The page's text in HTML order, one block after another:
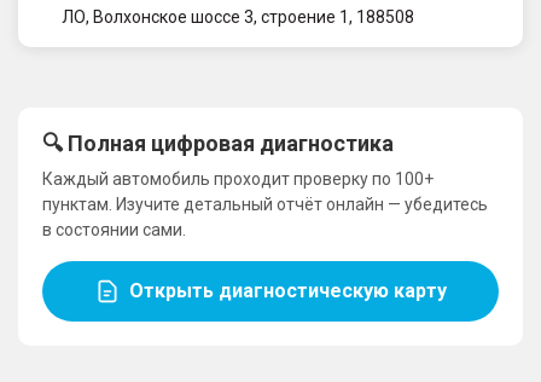
ЛО, Волхонское шоссе 3, строение 1, 188508
🔍 Полная цифровая диагностика
Каждый автомобиль проходит проверку по 100+
пунктам. Изучите детальный отчёт онлайн — убедитесь
в состоянии сами.
Открыть диагностическую карту